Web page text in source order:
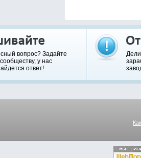
вопрос? Задайте
у нас
ответ!